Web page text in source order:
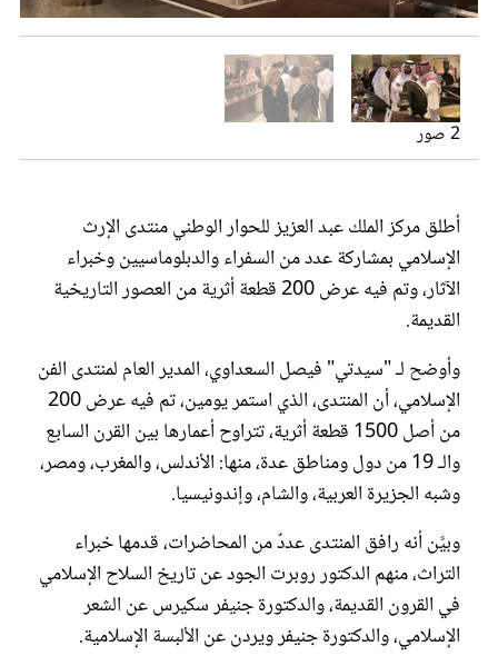
من الحضور
2 صور
أطلق مركز الملك عبد العزيز للحوار الوطني منتدى الإرث
الإسلامي بمشاركة عدد من السفراء والدبلوماسيين وخبراء
الآثار، وتم فيه عرض 200 قطعة أثرية من العصور التاريخية
القديمة.
وأوضح لـ "سيدتي" فيصل السعداوي، المدير العام لمنتدى الفن
الإسلامي، أن المنتدى، الذي استمر يومين، تم فيه عرض 200
من أصل 1500 قطعة أثرية، تتراوح أعمارها بين القرن السابع
والـ 19 من دول ومناطق عدة، منها: الأندلس، والمغرب، ومصر،
وشبه الجزيرة العربية، والشام، وإندونيسيا.
وبيَّن أنه رافق المنتدى عددٌ من المحاضرات، قدمها خبراء
التراث، منهم الدكتور روبرت الجود عن تاريخ السلاح الإسلامي
في القرون القديمة، والدكتورة جنيفر سكيرس عن الشعر
الإسلامي، والدكتورة جنيفر ويردن عن الألبسة الإسلامية.
مجلة سيدتي
غلاف رفمي